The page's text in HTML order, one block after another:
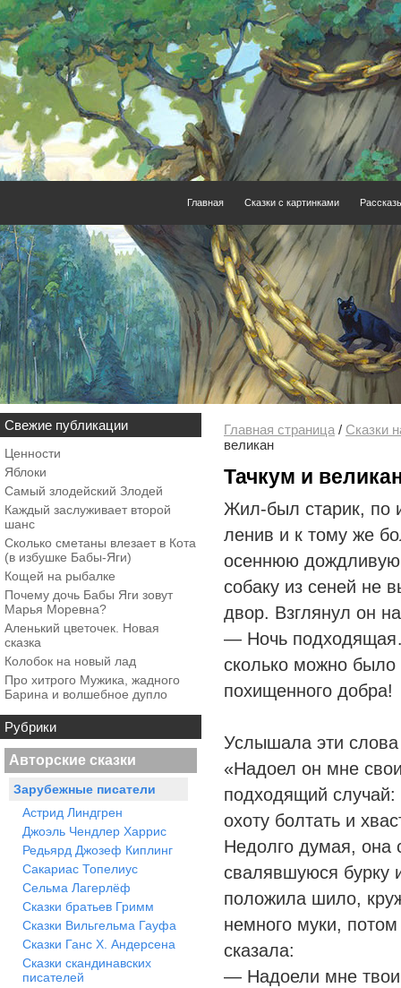
Главная Сказки с картинками
Свежие публикации
Ценности
Яблоки
Самый злодейский Злодей
Каждый заслуживает второй
шанс
Сколько сметаны влезает в Кота
(в избушке Бабы-Яги)
Кощей на рыбалке
Почему дочь Бабы Яги зовут
Марья Моревна?
Аленький цветочек. Новая
сказка
Колобок на новый лад
Про хитрого Мужика, жадного
Барина и волшебное дупло
Рубрики
Авторские сказки
Зарубежные писатели
Астрид Линдгрен
Джоэль Чендлер Харрис
Редьярд Джозеф Киплинг
Сакариас Топелиус
Сельма Лагерлёф
Сказки братьев Гримм
Сказки Вильгельма Гауфа
Сказки Ганс Х. Андерсена
Сказки скандинавских
писателей
Главная страница / Сказки
великан
Тачкум и
Жил-был старик, по
ленив и к тому же
осеннюю дождливую
собаку из сеней не
двор. Взглянул он
— Ночь
сколько можно было
похищенного добра!
Услышала эти
«Надоел он мне
подходящий случай:
охоту болтать и
Недолго думая, она
свалявшуюся бурку
положила шило,
немного муки,
сказала:
— Надоели мне твои